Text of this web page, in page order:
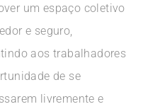
um espaço coletivo
e seguro,
aos trabalhadores
de se
livremente e